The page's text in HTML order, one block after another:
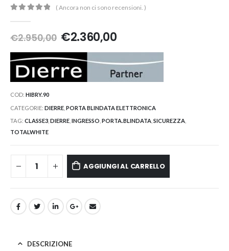
( Ancora non ci sono recensioni. )
€2.950,00 €2.360,00
COD: HIBRY.90
CATEGORIE: DIERRE PORTA BLINDATA ELETTRONICA
TAG: CLASSE3 DIERRE INGRESSO PORTA.BLINDATA SICUREZZA
TOTALWHITE
AGGIUNGI AL CARRELLO
DESCRIZIONE